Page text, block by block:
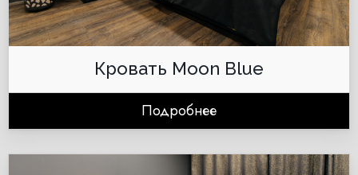
Кровать Moon Blue
Подробнее